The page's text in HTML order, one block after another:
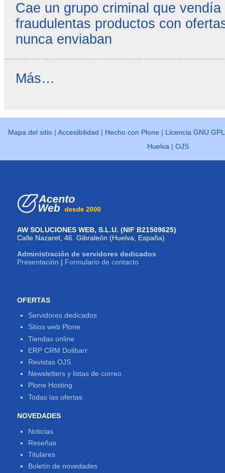
Cae un grupo criminal que
fraudulentas productos con
nunca enviaban
Reseñas
Más…
Mapa del sitio |Accesibilidad | Hecho con Plone | Licencia GNU GPL
Huelva |OJS
AW SOLUCIONES WEB, S.L.U. (NIF B21509625)
Calle Nazaret, 46. Gibraleón (Huelva, España)
Administración de servidores dedicados
Presentación | Formulario de contacto
OFERTAS
Servidores dedicados
Sitios web Plone
Tiendas online
ERP CRM Dolibarr
Revistas OJS
Newsletters y listas de correo
Plone Hosting
Todas las ofertas
NOVEDADES
Noticias
Reseñas
Titulares
Boletín de novedades